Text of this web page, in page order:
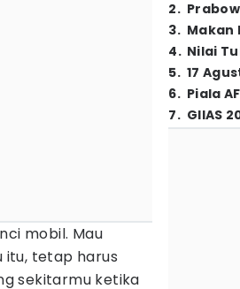
mobil. Mau
itu, tetap harus
sekitarmu ketika
2.
3. Makan
4. Nilai
5. 17
6. Piala
7. GIIAS